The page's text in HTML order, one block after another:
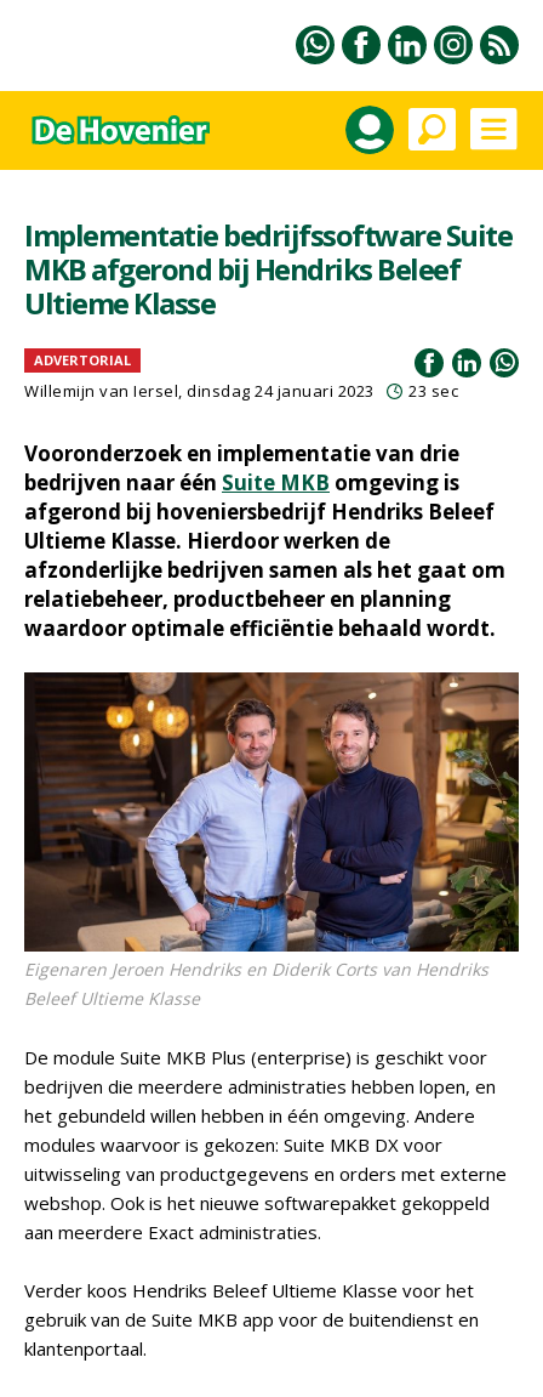
Implementatie bedrijfssoftware Suite
MKB afgerond bij Hendriks Beleef
Ultieme Klasse
ADVERTORIAL
Willemijn van Iersel, dinsdag 24 januari 2023 23 sec
Vooronderzoek en implementatie van drie
bedrijven naar één Suite MKB omgeving is
afgerond bij hoveniersbedrijf Hendriks Beleef
Ultieme Klasse. Hierdoor werken de
afzonderlijke bedrijven samen als het gaat om
relatiebeheer, productbeheer en planning
waardoor optimale efficiëntie behaald wordt.
Eigenaren Jeroen Hendriks en Diderik Corts van Hendriks
Beleef Ultieme Klasse
De module Suite MKB Plus (enterprise) is geschikt voor
bedrijven die meerdere administraties hebben lopen, en
het gebundeld willen hebben in één omgeving. Andere
modules waarvoor is gekozen: Suite MKB DX voor
uitwisseling van productgegevens en orders met externe
webshop. Ook is het nieuwe softwarepakket gekoppeld
aan meerdere Exact administraties.
Verder koos Hendriks Beleef Ultieme Klasse voor het
gebruik van de Suite MKB app voor de buitendienst en
klantenportaal.